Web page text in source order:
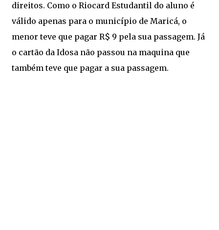
direitos. Como o Riocard Estudantil do aluno é
válido apenas para o município de Maricá, o
menor teve que pagar R$ 9 pela sua passagem. Já
o cartão da Idosa não passou na maquina que
também teve que pagar a sua passagem.